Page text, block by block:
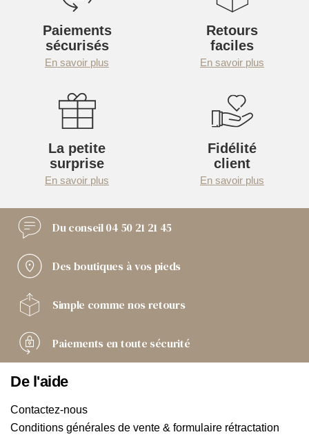
Paiements
sécurisés
En savoir plus
Retours
faciles
En savoir plus
La petite
surprise
En savoir plus
Fidélité
client
En savoir plus
Du conseil04 50 21 21 45
Des boutiques à vos pieds
Simple comme nos retours
Paiements en toute sécurité
De l'aide
Contactez-nous
Conditions générales de vente & formulaire rétractation